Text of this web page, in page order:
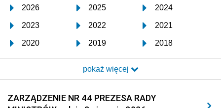
2026 2025 2024
2023 2022 2021
2020 2019 2018
2017 2016 2015
2014 2013 2012
2011 2010 2009
pokaż więcej
ZARZĄDZENIE NR 44 PREZESA RADY